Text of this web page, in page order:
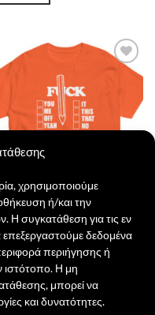
χρησιμοποιούμε
ή/και την
συγκατάθεση για τις εν
επεξεργαστούμε δεδομένα
περιήγησης ή
ιστότοπο. Η μη
μπορεί να
και δυνατότητες.
Πρόσθήκη
Choice
€